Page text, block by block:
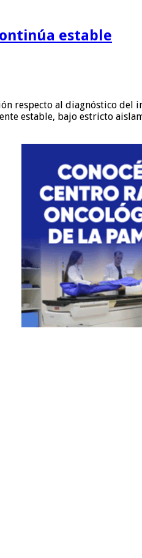
estable
respecto al diagnóstico del
estable, bajo estricto